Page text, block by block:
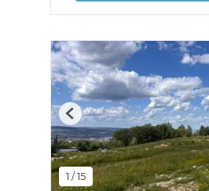
1 /15
Previous